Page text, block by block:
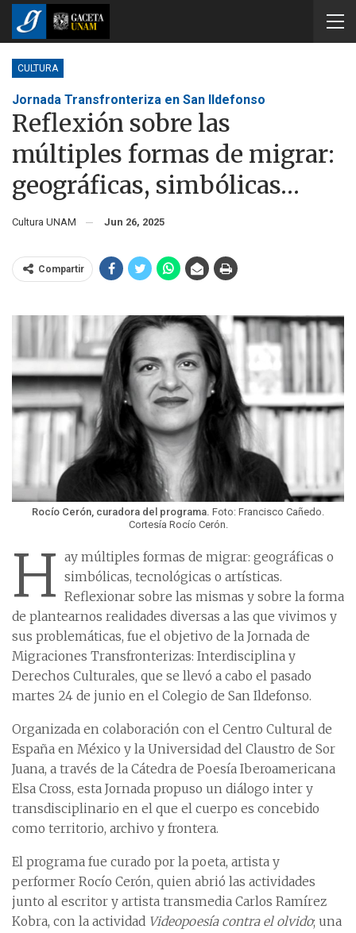
CULTURA
Jornada Transfronteriza en San Ildefonso
Reflexión sobre las
múltiples formas de migrar:
geográficas, simbólicas…
Cultura UNAM Jun 26, 2025
Compartir
Rocío Cerón, curadora del programa. Foto: Francisco Cañedo.
Cortesía Rocío Cerón.
H ay múltiples formas de migrar: geográficas o
simbólicas, tecnológicas o artísticas.
Reflexionar sobre las mismas y sobre la forma
de plantearnos realidades diversas a las que vivimos y
sus problemáticas, fue el objetivo de la Jornada de
Migraciones Transfronterizas: Interdisciplina y
Derechos Culturales, que se llevó a cabo el pasado
martes 24 de junio en el Colegio de San Ildefonso.
Organizada en colaboración con el Centro Cultural de
España en México y la Universidad del Claustro de Sor
Juana, a través de la Cátedra de Poesía Iberoamericana
Elsa Cross, esta Jornada propuso un diálogo inter y
transdisciplinario en el que el cuerpo es concebido
como territorio, archivo y frontera.
El programa fue curado por la poeta, artista y
performer Rocío Cerón, quien abrió las actividades
junto al escritor y artista transmedia Carlos Ramírez
Kobra, con la actividad Videopoesía contra el olvido; una